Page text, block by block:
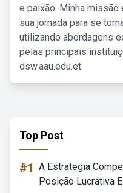
e paixão. Minha
sua jornada para se
utilizando abordagens
pelas principais
dsw.aau.edu.et.
Top Post
#1 A Estrategia
Posição Lucrativa